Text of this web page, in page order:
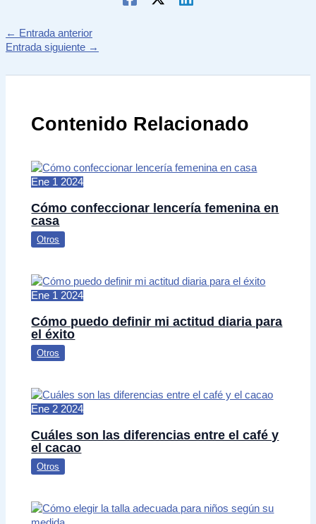
← Entrada anterior
Entrada siguiente →
Contenido Relacionado
Ene 1 2024
Cómo confeccionar lencería femenina en
casa
Otros
Ene 1 2024
Cómo puedo definir mi actitud diaria para
el éxito
Otros
Ene 2 2024
Cuáles son las diferencias entre el café y
el cacao
Otros